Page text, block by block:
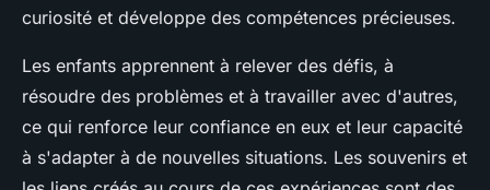
curiosité et développe des compétences précieuses.
Les enfants apprennent à relever des défis, à
résoudre des problèmes et à travailler avec d'autres,
ce qui renforce leur confiance en eux et leur capacité
à s'adapter à de nouvelles situations. Les souvenirs et